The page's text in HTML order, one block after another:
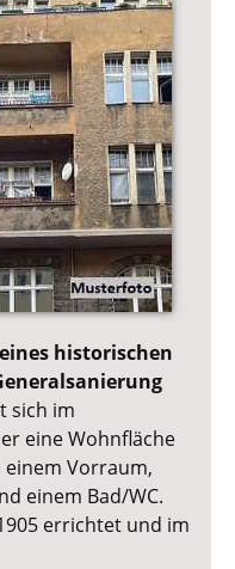
historischen
sich im
eine Wohnfläche
einem Vorraum,
einem Bad/WC.
errichtet und im